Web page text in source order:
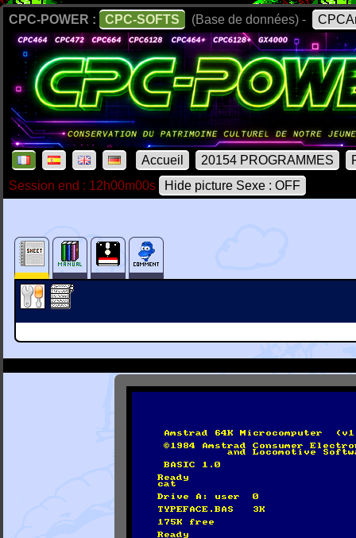
CPC-POWER : CPC-SOFTS (Base de données) -
Accueil 20154 PROGRAMMES
Session end : 12h00m00s
Hide picture Sexe : OFF